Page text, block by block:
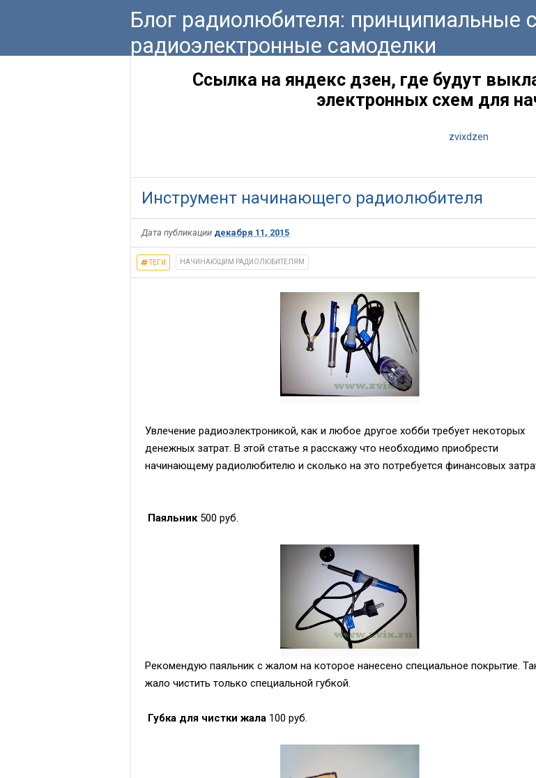
Блог радиолюбителя: принципиальные
радиоэлектронные самоделки
Ссылка на яндекс дзен, где будут
электронных схем для
zvixdzen
Инструмент начинающего радиолюбителя
Дата публикации декабря 11, 2015
ТЕГИ НАЧИНАЮЩИМ РАДИОЛЮБИТЕЛЯМ
Увлечение радиоэлектроникой, как и любое другое хобби требует некоторых
денежных затрат. В этой статье я расскажу что необходимо приобрести
начинающему радиолюбителю и сколько на это потребуется финансовых
Паяльник500 руб.
Рекомендую паяльник с жалом на которое нанесено специальное покрытие.
жало чистить только специальной губкой.
Губка для чистки жала 100 руб.